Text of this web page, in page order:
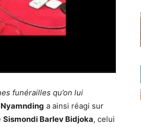
funérailles qu’on lui
a ainsi réagi sur
Sismondi Barlev Bidjoka, celui